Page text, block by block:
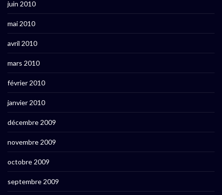
juin 2010
mai 2010
avril 2010
mars 2010
février 2010
janvier 2010
décembre 2009
novembre 2009
octobre 2009
septembre 2009